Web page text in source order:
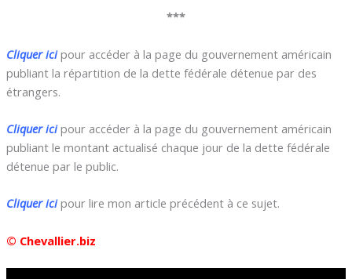
***
Cliquer ici pour accéder à la page du gouvernement américain
publiant la répartition de la dette fédérale détenue par des
étrangers.
Cliquer ici pour accéder à la page du gouvernement américain
publiant le montant actualisé chaque jour de la dette fédérale
détenue par le public.
Cliquer ici pour lire mon article précédent à ce sujet.
© Chevallier.biz